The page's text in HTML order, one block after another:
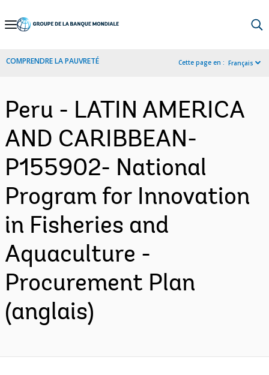
Skip
Navigation
COMPRENDRE LA PAUVRETÉ Cette page en : Français
Peru - LATIN AMERICA
AND CARIBBEAN-
P155902- National
Program for Innovation
in Fisheries and
Aquaculture -
Procurement Plan
(anglais)